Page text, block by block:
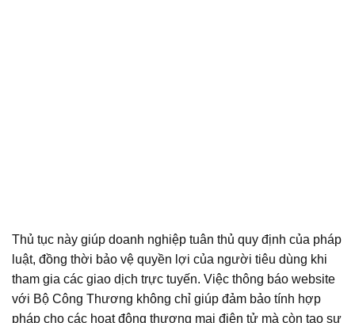
Thủ tục này giúp doanh nghiệp tuân thủ quy định của pháp
luật, đồng thời bảo vệ quyền lợi của người tiêu dùng khi
tham gia các giao dịch trực tuyến. Việc thông báo website
với Bộ Công Thương không chỉ giúp đảm bảo tính hợp
pháp cho các hoạt động thương mại điện tử mà còn tạo sự